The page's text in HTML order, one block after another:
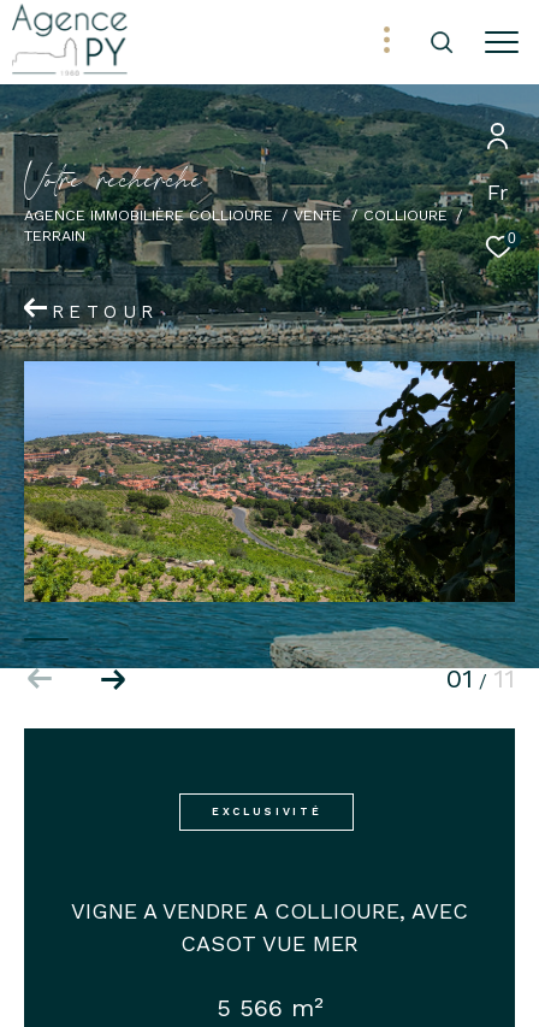
Fr
0
Votre recherche
AGENCE IMMOBILIÈRE COLLIOURE VENTE
COLLIOURE
TERRAIN
RETOUR
01 / 11
EXCLUSIVITÉ
VIGNE A VENDRE A COLLIOURE, AVEC
CASOT VUE MER
5 566 m²